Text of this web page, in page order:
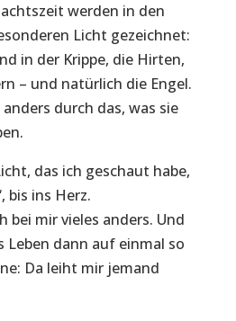
werden in den
Licht gezeichnet:
in der Krippe, die Hirten,
– und natürlich die Engel.
durch das, was sie
das ich geschaut habe,
bis ins Herz.
bei mir vieles anders. Und
Leben dann auf einmal so
Da leiht mir jemand